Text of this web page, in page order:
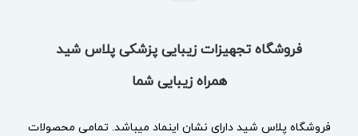
فروشگاه تجهیزات زیبایی پزشکی پلاس شید
همراه زیبایی شما
فروشگاه پلاس شید دارای نشان اینماد میباشد. تمامی محصولات